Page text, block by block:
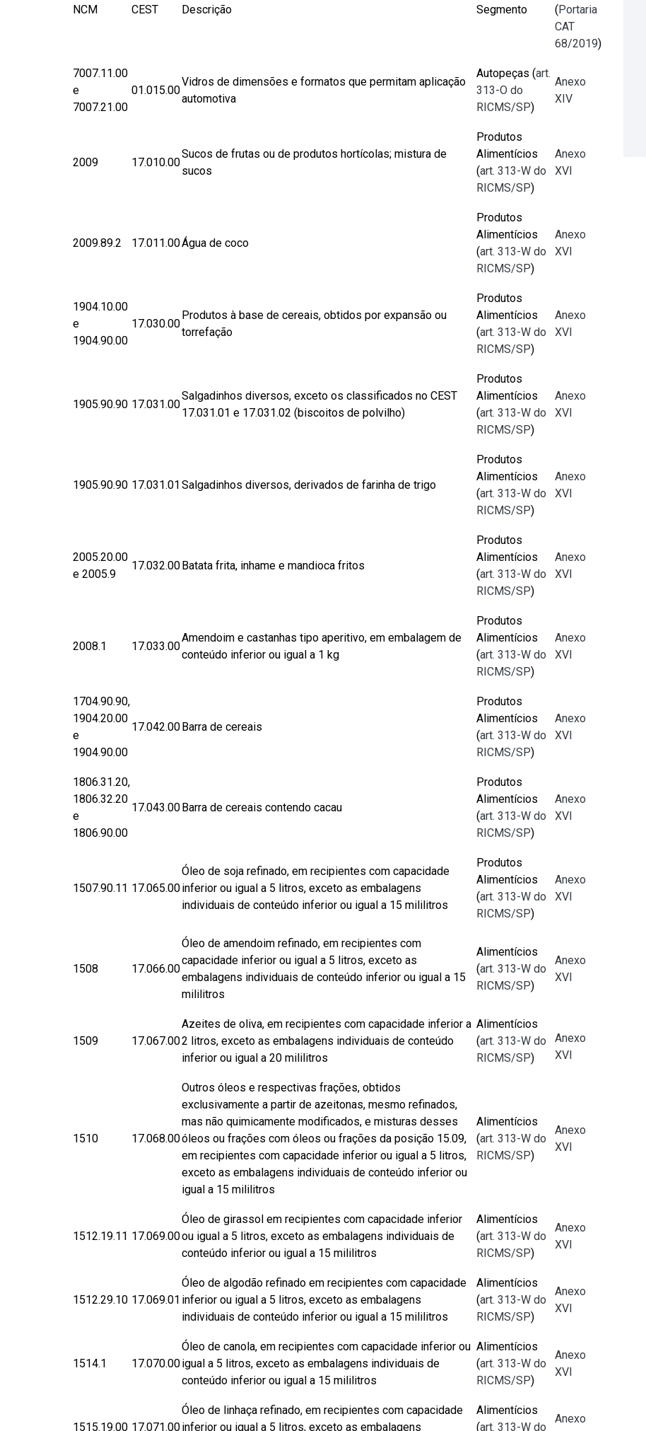
NCM CEST Descrição Segmento
(Portaria
CAT
68/2019)
7007.11.00
e
7007.21.00
01.015.00
Vidros de dimensões e formatos que permitam aplicação
automotiva
Autopeças (art.
313-O do
RICMS/SP)
Anexo
XIV
2009 17.010.00
Sucos de frutas ou de produtos hortícolas; mistura de
sucos
Produtos
Alimentícios
(art. 313-W do
RICMS/SP)
Anexo
XVI
​2009.89.2 ​17.0​11.00Água de coco
Produtos
Alimentícios
(art. 313-W do
RICMS/SP)
Anexo
XVI
1904.10.00
e
1904.90.00
17.030.00
Produtos à base de cereais, obtidos por expansão ou
torrefação
Produtos
Alimentícios
(art. 313-W do
RICMS/SP)
Anexo
XVI
​1905.90.90 ​17.031.00
Salgadinhos diversos, exceto os classificados no CEST
17.031.01 e 17.031.02 (biscoitos de polvilho)
Produtos
Alimentícios
(art. 313-W do
RICMS/SP)
Anexo
XVI
1905.90.90 17.031.01 Salgadinhos diversos, derivados de farinha de trigo
Produtos
Alimentícios
(art. 313-W do
RICMS/SP)
Anexo
XVI
2005.20.00
e 2005.9
17.032.00Batata frita, inhame e mandioca fritos
Produtos
Alimentícios
(art. 313-W do
RICMS/SP)
Anexo
XVI
2008.1 17.033.00
Amendoim e castanhas tipo aperitivo, em embalagem de
conteúdo inferior ou igual a 1 kg
Produtos
Alimentícios
(art. 313-W do
RICMS/SP)
Anexo
XVI
1704.90.90,
1904.20.00
e
1904.90.00
17.042.00Barra de cereais
Produtos
Alimentícios
(art. 313-W do
RICMS/SP)
Anexo
XVI
1806.31.20,
1806.32.20
e
1806.90.00
17.043.00Barra de cereais contendo cacau
Produtos
Alimentícios
(art. 313-W do
RICMS/SP)
Anexo
XVI
1507.90.11 17.065.00
Óleo de soja refinado, em recipientes com capacidade
inferior ou igual a 5 litros, exceto as embalagens
individuais de conteúdo inferior ou igual a 15 mililitros
Produtos
Alimentícios
(art. 313-W do
RICMS/SP)
Anexo
XVI
1508 17.066.00
Óleo de amendoim refinado, em recipientes com
capacidade inferior ou igual a 5 litros, exceto as
embalagens individuais de conteúdo inferior ou igual a 15
mililitros
Alimentícios
(art. 313-W do
RICMS/SP)
Anexo
XVI
1509 17.067.00
Azeites de oliva, em recipientes com capacidade inferior a
2 litros, exceto as embalagens individuais de conteúdo
inferior ou igual a 20 mililitros
Alimentícios
(art. 313-W do
RICMS/SP)
Anexo
XVI
1510 ​17.068.00
​Outros óleos e respectivas frações, obtidos
exclusivamente a partir de azeitonas, mesmo refinados,
mas não quimicamente modificados, e misturas desses
óleos ou frações com óleos ou frações da posição 15.09,
em recipientes com capacidade inferior ou igual a 5 litros,
exceto as embalagens individuais de conteúdo inferior ou
igual a 15 mililitros
Alimentícios
(art. 313-W do
RICMS/SP)
Anexo
XVI
1512.19.11 17.069.00
Óleo de girassol em recipientes com capacidade inferior
ou igual a 5 litros, exceto as embalagens individuais de
conteúdo inferior ou igual a 15 mililitros
Alimentícios
(art. 313-W do
RICMS/SP)
Anexo
XVI
1512.29.10 17.069.01
Óleo de algodão refinado em recipientes com capacidade
inferior ou igual a 5 litros, exceto as embalagens
individuais de conteúdo inferior ou igual a 15 mililitros
Alimentícios
(art. 313-W do
RICMS/SP)
Anexo
XVI
1514.1 17.070.00
Óleo de canola, em recipientes com capacidade inferior ou
igual a 5 litros, exceto as embalagens individuais de
conteúdo inferior ou igual a 15 mililitros
Alimentícios
(art. 313-W do
RICMS/SP)
Anexo
XVI
1515.19.00 17.071.00
Óleo de linhaça refinado, em recipientes com capacidade
inferior ou igual a 5 litros, exceto as embalagens
Alimentícios
(art. 313-W do
Anexo